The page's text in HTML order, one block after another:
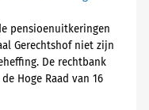
pensioenuitkeringen
Gerechtshof niet zijn
De rechtbank
Hoge Raad van 16